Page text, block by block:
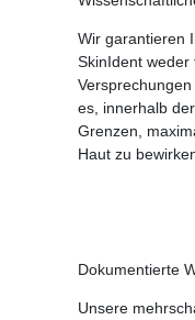
Wir garantieren
SkinIdent
es, innerhalb
Grenzen,
Haut zu
Dokumentierte
Unsere